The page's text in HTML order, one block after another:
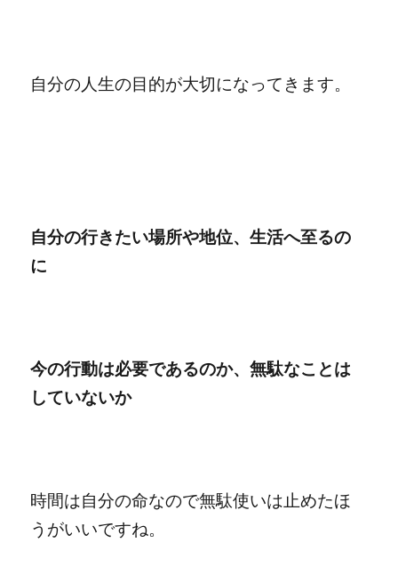
自分の人生の目的が大切になってきます。
自分の行きたい場所や地位、生活へ至るの
に
今の行動は必要であるのか、無駄なことは
していないか
時間は自分の命なので無駄使いは止めたほ
うがいいですね。